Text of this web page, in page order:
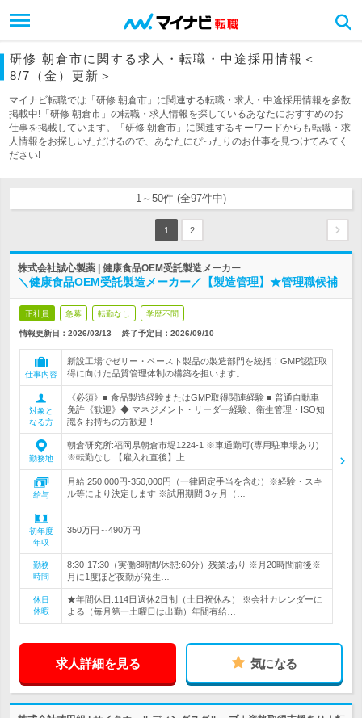
研修 朝倉市に関する求人・転職・中途採用情報＜
8/7（金）更新＞
マイナビ転職では「研修 朝倉市」に関連する転職・求人・中途採用情報を多数
掲載中!「研修 朝倉市」の転職・求人情報を探しているあなたにおすすめのお
仕事を掲載しています。「研修 朝倉市」に関連するキーワードからも転職・求
人情報をお探しいただけるので、あなたにぴったりのお仕事を見つけてみてく
ださい!
1～50件 (全97件中)
1 2
株式会社誠心製薬 | 健康食品OEM受託製造メーカー
＼健康食品OEM受託製造メーカー／【製造管理】★管理職候補
正社員 急募 転勤なし 学歴不問
情報更新日：2026/03/13 終了予定日： 2026/09/10
仕事内容
新設工場でゼリー・ペースト製品の製造部門を統括！GMP認証取
得に向けた品質管理体制の構築を担います。
対象と
なる方
《必須》■ 食品製造経験またはGMP取得関連経験 ■ 普通自動車
免許《歓迎》◆ マネジメント・リーダー経験、衛生管理・ISO知
識をお持ちの方歓迎！
勤務地
朝倉研究所:福岡県朝倉市堤1224-1 ※車通勤可(専用駐車場あり)
※転勤なし 【雇入れ直後】上…
給与
月給:250,000円-350,000円（一律固定手当を含む）※経験・スキ
ル等により決定します ※試用期間:3ヶ月（…
初年度
年収
350万円～490万円
勤務
時間
8:30-17:30（実働8時間/休憩:60分）残業:あり ※月20時間前後※
月に1度ほど夜勤が発生…
休日
休暇
★年間休日:114日週休2日制（土日祝休み） ※会社カレンダーに
よる（毎月第一土曜日は出勤）年間有給…
求人詳細を見る 気になる